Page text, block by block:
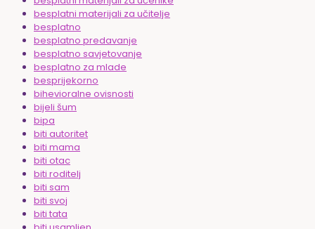
besplatni materijali za učitelje
besplatno
besplatno predavanje
besplatno savjetovanje
besplatno za mlade
besprijekorno
bihevioralne ovisnosti
bijeli šum
bipa
biti autoritet
biti mama
biti otac
biti roditelj
biti sam
biti svoj
biti tata